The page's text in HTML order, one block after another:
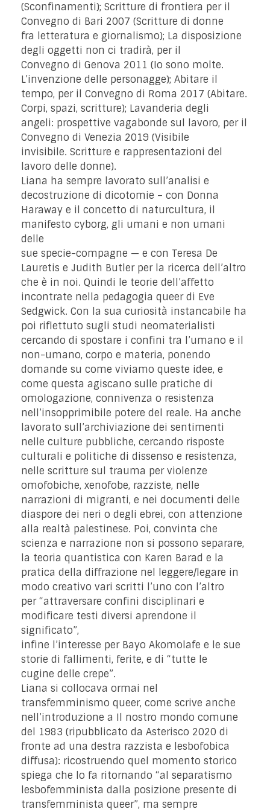
(Sconfinamenti); Scritture di frontiera per il
Convegno di Bari 2007 (Scritture di donne
fra letteratura e giornalismo); La disposizione
degli oggetti non ci tradirà, per il
Convegno di Genova 2011 (Io sono molte.
L’invenzione delle personagge); Abitare il
tempo, per il Convegno di Roma 2017 (Abitare.
Corpi, spazi, scritture); Lavanderia degli
angeli: prospettive vagabonde sul lavoro, per il
Convegno di Venezia 2019 (Visibile
invisibile. Scritture e rappresentazioni del
lavoro delle donne).
Liana ha sempre lavorato sull’analisi e
decostruzione di dicotomie – con Donna
Haraway e il concetto di naturcultura, il
manifesto cyborg, gli umani e non umani
delle
sue specie-compagne — e con Teresa De
Lauretis e Judith Butler per la ricerca dell’altro
che è in noi. Quindi le teorie dell’affetto
incontrate nella pedagogia queer di Eve
Sedgwick. Con la sua curiosità instancabile ha
poi riflettuto sugli studi neomaterialisti
cercando di spostare i confini tra l’umano e il
non-umano, corpo e materia, ponendo
domande su come viviamo queste idee, e
come questa agiscano sulle pratiche di
omologazione, connivenza o resistenza
nell’insopprimibile potere del reale. Ha anche
lavorato sull’archiviazione dei sentimenti
nelle culture pubbliche, cercando risposte
culturali e politiche di dissenso e resistenza,
nelle scritture sul trauma per violenze
omofobiche, xenofobe, razziste, nelle
narrazioni di migranti, e nei documenti delle
diaspore dei neri o degli ebrei, con attenzione
alla realtà palestinese. Poi, convinta che
scienza e narrazione non si possono separare,
la teoria quantistica con Karen Barad e la
pratica della diffrazione nel leggere/legare in
modo creativo vari scritti l’uno con l’altro
per “attraversare confini disciplinari e
modificare testi diversi aprendone il
significato”,
infine l’interesse per Bayo Akomolafe e le sue
storie di fallimenti, ferite, e di “tutte le
cugine delle crepe”.
Liana si collocava ormai nel
transfemminismo queer, come scrive anche
nell’introduzione a Il nostro mondo comune
del 1983 (ripubblicato da Asterisco 2020 di
fronte ad una destra razzista e lesbofobica
diffusa): ricostruendo quel momento storico
spiega che lo fa ritornando “al separatismo
lesbofemminista dalla posizione presente di
transfemminista queer”, ma sempre